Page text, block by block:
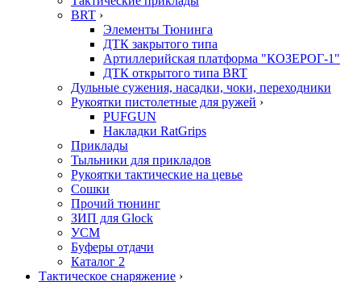
BRT ›
Элементы Тюнинга
ДТК закрытого типа
Артиллерийская платформа "КОЗЕРОГ-1"
ДТК открытого типа BRT
Дульные сужения, насадки, чоки, переходники
Рукоятки пистолетные для ружей ›
PUFGUN
Накладки RatGrips
Приклады
Тыльники для прикладов
Рукоятки тактические на цевье
Сошки
Прочий тюнинг
ЗИП для Glock
УСМ
Буферы отдачи
Каталог 2
Тактическое снаряжение ›